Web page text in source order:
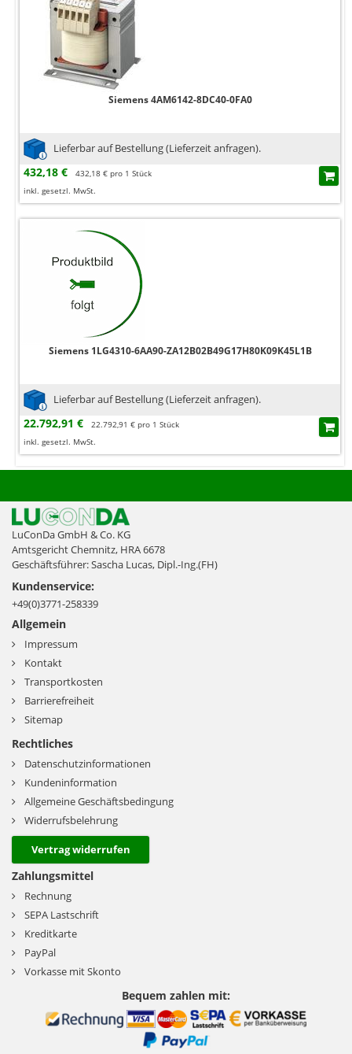
Siemens 4AM6142-8DC40-0FA0
Lieferbar auf Bestellung (Lieferzeit anfragen).
432,18 €
432,18 € pro 1 Stück
inkl. gesetzl. MwSt.
Siemens 1LG4310-6AA90-ZA12B02B49G17H80K09K45L1B
Lieferbar auf Bestellung (Lieferzeit anfragen).
22.792,91 €
22.792,91 € pro 1 Stück
inkl. gesetzl. MwSt.
LuConDa GmbH & Co. KG
Amtsgericht Chemnitz, HRA 6678
Geschäftsführer: Sascha Lucas, Dipl.-Ing.(FH)
Kundenservice:
+49(0)3771-258339
Allgemein
Impressum
Kontakt
Transportkosten
Barrierefreiheit
Sitemap
Rechtliches
Datenschutzinformationen
Kundeninformation
Allgemeine Geschäftsbedingung
Widerrufsbelehrung
Vertrag widerrufen
Zahlungsmittel
Rechnung
SEPA Lastschrift
Kreditkarte
PayPal
Vorkasse mit Skonto
Bequem zahlen mit: